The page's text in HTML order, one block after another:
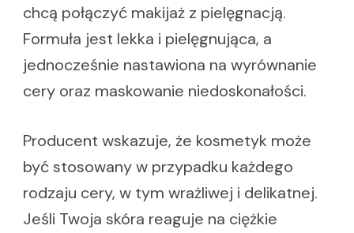
chcą połączyć makijaż z pielęgnacją.
Formuła jest lekka i pielęgnująca, a
jednocześnie nastawiona na wyrównanie
cery oraz maskowanie niedoskonałości.
Producent wskazuje, że kosmetyk może
być stosowany w przypadku każdego
rodzaju cery, w tym wrażliwej i delikatnej.
Jeśli Twoja skóra reaguje na ciężkie